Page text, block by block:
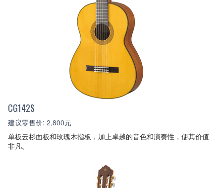
CG142S
建议零售价: 2,800元
单板云杉面板和玫瑰木指板，加上卓越的音色和演奏性，使其价值
非凡。